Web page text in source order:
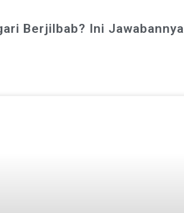
Berjilbab? Ini Jawabannya